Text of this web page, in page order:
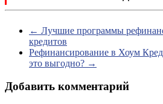
← Лучшие программы
кредитов
Рефинансирование в Хоум
это выгодно? →
Добавить комментарий